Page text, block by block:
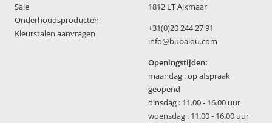
Sale
Onderhoudsproducten
Kleurstalen aanvragen
1812 LT Alkmaar
+31(0)20 244 27 91
info@bubalou.com
Openingstijden:
maandag : op afspraak
geopend
dinsdag : 11.00 - 16.00 uur
woensdag : 11.00 - 16.00 uur